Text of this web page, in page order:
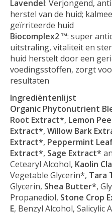
Lavendel : Verjongend,
herstel van de huid;
geïrriteerde huid
Biocomplex2 ™: super
uitstraling, vitaliteit en
huid herstelt door een
voedingsstoffen, zorgt
resultaten
Ingrediëntenlijst
Organic Phytonutrient
Root Extract*, Lemon
Extract*, Willow Bark
Extract*, Peppermint
Extract*, Sage Extract*
Cetearyl Alcohol, Kaolin
Vegetable Glycerin*, Tara
Glycerin, Shea Butter*,
Propanediol, Stone Crop
E, Benzyl Alcohol, Salicylic